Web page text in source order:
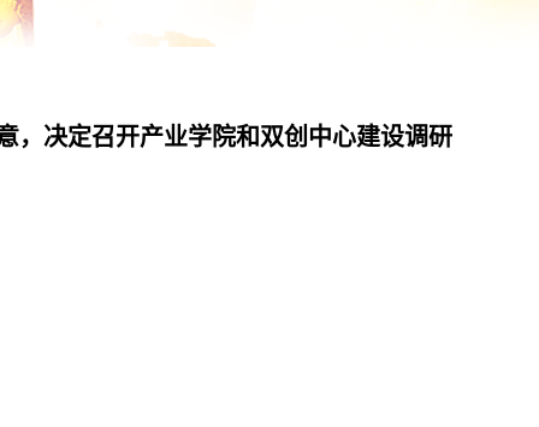
，决定召开产业学院和双创中心建设调研